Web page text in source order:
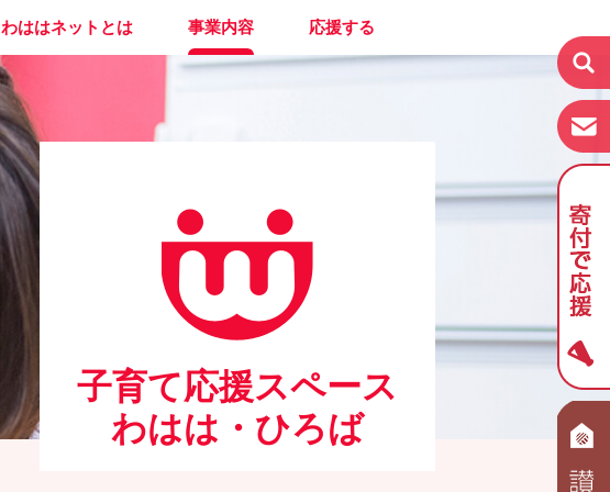
わははネットとは 事業内容 応援する
子育て応援スペース
わはは・ひろば